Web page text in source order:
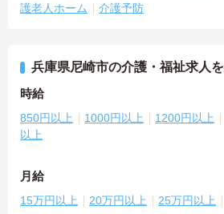
護老人ホーム
介護予防
兵庫県尼崎市の介護・福祉求人
時給
850円以上 1000円以上 1200円以上
以上
月給
15万円以上 20万円以上 25万円以上